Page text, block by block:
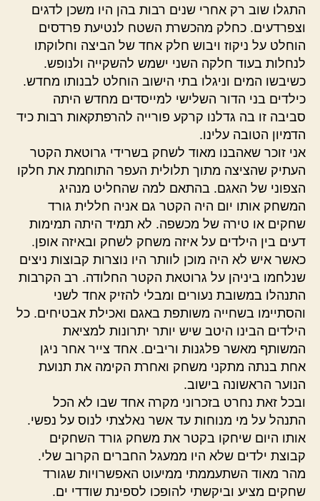
התגלו שוב רק אחרי שנים רבות בהן היו משכן לדגים
וצפרדעים. כחלק מהכשרת השטח לנטיעת פרדסים
הוחלט על ניקוז ויבוש חלק אחד של הביצה וחלוקתו
לנחלות בעוד חלקה השני ישמש להשקייה ולנופש.
כשיבשו המים וניגלו בתי הישוב הוחלט לבנותו מחדש.
כילדים בני הדור השלישי למייסדים מחדש היתה
סביבה זו בה גדלנו קרקע פורייה להרפתקאות רבות כיד
הדמיון הטובה עלינו.
אני זוכר שאהבנו מאוד לשחק בשרידי גרוטאת הקטר
העתיק שהציצה מתוך תלולית העפר התוחמת את חלקו
הצפוני של האגם. בהתאם למה שהחליט מנהיג
המשחק אותו יום היה הקטר גם אניה חללית גורד
שחקים או טירה של מכשפה. לא תמיד היתה תמימות
דעים בין הילדים על איזה משחק לשחק ובאיזה אופן.
כאשר איש לא היה מוכן לוותר היו נוצרות קבוצות ניצים
שנלחמו ביניהן על גרוטאת הקטר החלודה. רב הקרבות
התנהלו במשובת נעורים ומבלי להזיק אחד לשני
והסתיימו בשחייה משותפת באגם ואכילת אבטיחים. כל
הילדים הבינו היטב שיש יותר יתרונות למציאת
המשותף מאשר פלגנות וריבים. אחד צייר אחר ניגן
אחת בנתה מתקני משחק ואחרת הקימה את תנועת
הנוער הראשונה בישוב.
ובכל זאת נחרט בזכרוני מקרה אחד שבו לא הכל
התנהל על מי מנוחות עד אשר נאלצתי לנוס על נפשי.
אותו היום שיחקו בקטר את משחק גורד השחקים
קבוצת ילדים שלא היו ממעגל החברים הקרוב שלי.
מהר מאוד השתעממתי ממיעוט האפשרויות שגורד
שחקים מציע וביקשתי להופכו לספינת שודדי ים.